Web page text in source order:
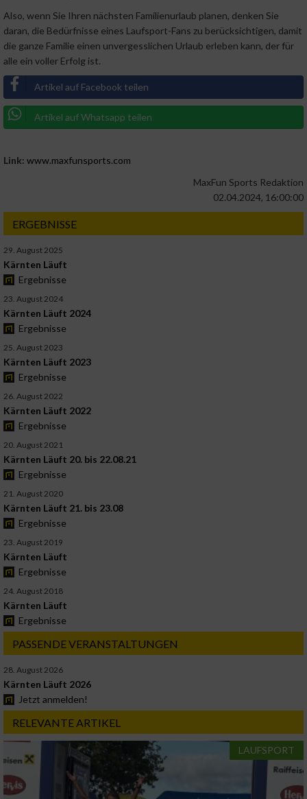
Also, wenn Sie Ihren nächsten Familienurlaub planen, denken Sie
daran, die Bedürfnisse eines Laufsport-Fans zu berücksichtigen, damit
die ganze Familie einen unvergesslichen Urlaub erleben kann, der für
alle ein voller Erfolg ist.
Artikel auf Facebook teilen
Artikel auf Whatsapp teilen
Link: www.maxfunsports.com
MaxFun Sports Redaktion
02.04.2024, 16:00:00
ERGEBNISSE
29. August 2025
Kärnten Läuft
Ergebnisse
23. August 2024
Kärnten Läuft 2024
Ergebnisse
25. August 2023
Kärnten Läuft 2023
Ergebnisse
26. August 2022
Kärnten Läuft 2022
Ergebnisse
20. August 2021
Kärnten Läuft 20. bis 22.08.21
Ergebnisse
21. August 2020
Kärnten Läuft 21. bis 23.08
Ergebnisse
23. August 2019
Kärnten Läuft
Ergebnisse
24. August 2018
Kärnten Läuft
Ergebnisse
PASSENDE VERANSTALTUNGEN
28. August 2026
Kärnten Läuft 2026
Jetzt anmelden!
RELEVANTE ARTIKEL
LAUFSPORT